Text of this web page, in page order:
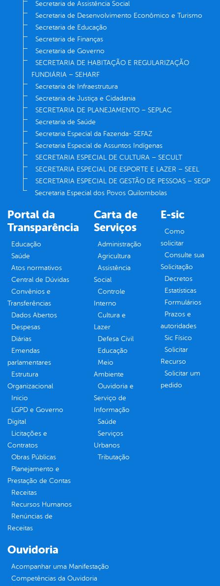
Secretaria de Assistência Social
Secretaria de Desenvolvimento Econômico e Turismo
Secretaria de Educação
Secretaria de Finanças
Secretaria de Governo
SECRETARIA DE HABITAÇÃO E REGULARIZAÇÃO
FUNDIÁRIA – SEHARF
Secretaria de Infraestrutura
Secretaria de Justiça e Cidadania
SECRETARIA DE PLANEJAMENTO – SEPLAC
Secretaria de Saúde
Secretaria Especial da Fazenda- SEFAZ
Secretaria Especial de Assuntos Indígenas
SECRETARIA ESPECIAL DE CULTURA – SECULT
SECRETARIA ESPECIAL DE ESPORTE E LAZER – SEEL
SECRETARIA ESPECIAL DE GESTÃO DE PESSOAS – SEGP
Secretaria Especial dos Povos Quilombolas
Portal da
Transparência
Educação
Saúde
Atos normativos
Central de Dúvidas
Convênios e
Transferências
Dados Abertos
Despesas
Diárias
Emendas
parlamentares
Estrutura
Organizacional
Inicio
LGPD e Governo
Digital
Licitações e
Contratos
Obras Públicas
Planejamento e
Prestação de Contas
Receitas
Recursos Humanos
Renúncias de
Receitas
Carta de
Serviços
Administração
Agricultura
Assistência
Social
Controle
Interno
Cultura e
Lazer
Defesa Civil
Educação
Meio
Ambiente
Ouvidoria e
Serviço de
Informação
Saúde
Serviços
Urbanos
Tributação
E-sic
Como
solicitar
Consulte sua
Solicitação
Decretos
Estatísticas
Formulários
Prazos e
autoridades
Sic Físico
Solicitar
Recurso
Solicitar um
pedido
Ouvidoria
Acompanhar uma Manifestação
Competências da Ouvidoria